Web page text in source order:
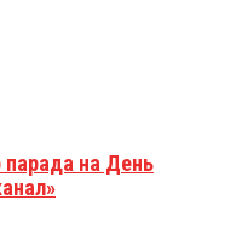
парада на День